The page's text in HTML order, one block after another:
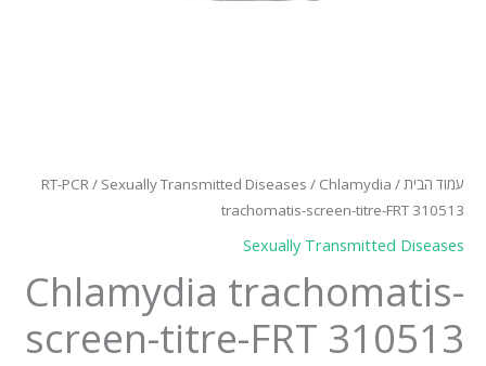
עמוד הבית/
RT-PCR/ Sexually Transmitted Diseases / Chlamydia
trachomatis-screen-titre-FRT 310513
Sexually Transmitted Diseases
Chlamydia trachomatis-
screen-titre-FRT 310513